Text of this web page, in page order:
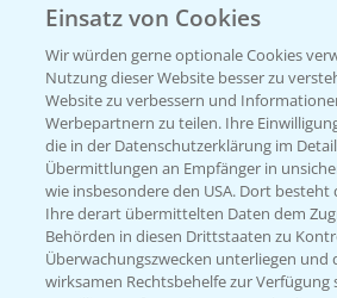
Beratung auf WhatsApp
T.+49 (0)174 346 564 1
KONTAKT
Hilfe in Notfällen
T.+49 (0)214/30-20220
Einsatz von Cookies
Wir würden gerne optionale Cookies
Nutzung dieser Website besser zu
Website zu verbessern und
Werbepartnern zu teilen. Ihre
die in der Datenschutzerklärung im
Übermittlungen an Empfänger in
wie insbesondere den USA. Dort besteht
Ihre derart übermittelten Daten dem
Behörden in diesen Drittstaaten zu
Überwachungszwecken unterliegen und
wirksamen Rechtsbehelfe zur Verfügung